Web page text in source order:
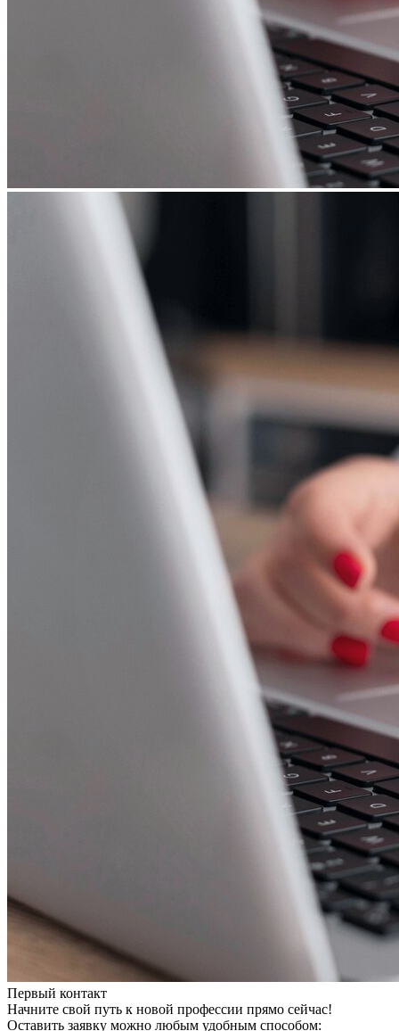
Первый контакт
Начните свой путь к новой профессии прямо сейчас!
Оставить заявку можно любым удобным способом: